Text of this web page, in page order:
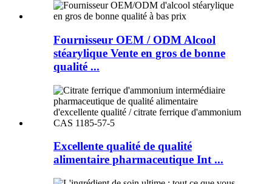
Fournisseur OEM / ODM Alcool
stéarylique Vente en gros de bonne
qualité ...
Excellente qualité de qualité
alimentaire pharmaceutique Int ...